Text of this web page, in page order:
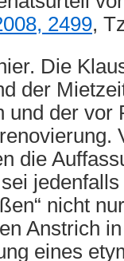
2499,
Die
der
und der vor
die
nicht
Anstrich
eines